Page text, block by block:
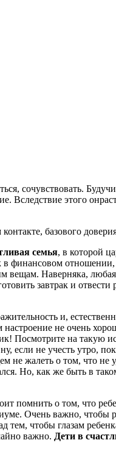
сочувствовать.
Вследствие этого
базового
семья, в которой
в финансовом отношении,
вещам. Наверняка,
завтрак и
и,
настроение не очень
Посмотрите на такую
если не учесть утро,
жалеть о том, что не
Но, как же быть в
помнить о том, что
Очень важно, чтобы
чтобы глазам
важно. Дети в